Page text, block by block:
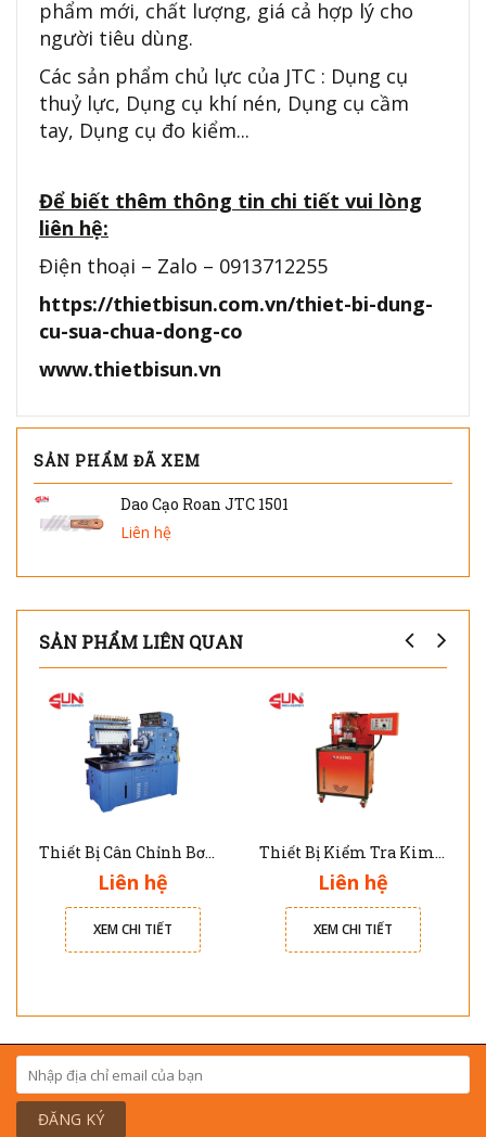
phẩm mới, chất lượng, giá cả hợp lý cho
người tiêu dùng.
Các sản phẩm chủ lực của JTC : Dụng cụ
thuỷ lực, Dụng cụ khí nén, Dụng cụ cầm
tay, Dụng cụ đo kiểm...
Để biết thêm thông tin chi tiết vui lòng
liên hệ:
Điện thoại – Zalo – 0913712255
https://thietbisun.com.vn/thiet-bi-dung-
cu-sua-chua-dong-co
www.thietbisun.vn
SẢN PHẨM ĐÃ XEM
Dao Cạo Roan JTC 1501
Liên hệ
SẢN PHẨM LIÊN QUAN
Thiết Bị Cân Chỉnh Bơm Cao Áp 8 Xy Lanh DNB-103W
Liên hệ
XEM CHI TIẾT
Thiết Bị Kiểm Tra Kim Phun Common Rail Diesel CRDI-100
Liên hệ
XEM CHI TIẾT
ĐĂNG KÝ